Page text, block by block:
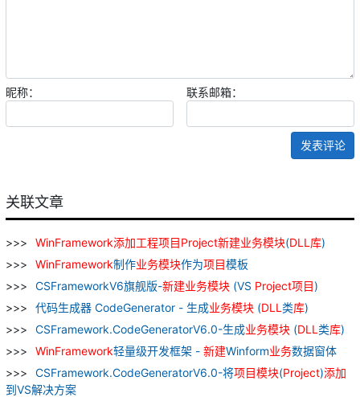
昵称： 联系邮箱：
发表评论
关联文章
WinFramework添加工程项目Project新建业务模块(DLL 库)
WinFramework制作业务模块作为项目模板
CSFrameworkV6旗舰版-新建业务模块 (VS Project项目)
代码生成器 CodeGenerator - 生成业务模块 (DLL 类库)
CSFramework.CodeGeneratorV6.0-生成业务模块 (DLL 类库)
WinFramework轻量级开发框架 - 新建Winform业务数据窗体
CSFramework.CodeGeneratorV6.0-将项目模块(Project)添加
到VS解决方案